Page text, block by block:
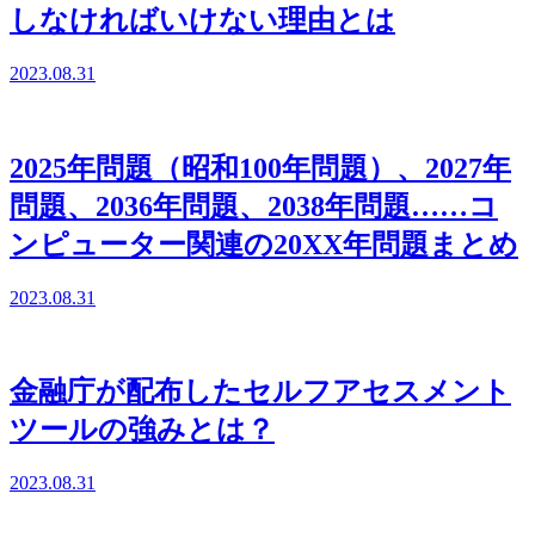
しなければいけない理由とは
2023.08.31
2025年問題（昭和100年問題）、2027年
問題、2036年問題、2038年問題……コ
ンピューター関連の20XX年問題まとめ
2023.08.31
金融庁が配布したセルフアセスメント
ツールの強みとは？
2023.08.31